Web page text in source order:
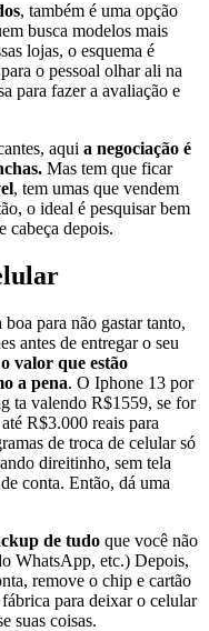
, também é uma opção
busca modelos mais
lojas, o esquema é
o pessoal olhar ali na
para fazer a avaliação e
aqui a negociação é
Mas tem que ficar
, tem umas que vendem
o ideal é pesquisar bem
cabeça depois.
para não gastar tanto,
antes de entregar o seu
valor que estão
a pena. O Iphone 13 por
ta valendo R$1559, se for
R$3.000 reais para
de troca de celular só
direitinho, sem tela
conta. Então, dá uma
de tudo que você não
WhatsApp, etc.) Depois,
remove o chip e cartão
para deixar o celular
suas coisas.